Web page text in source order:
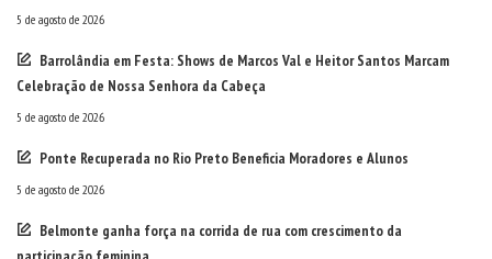
5 de agosto de 2026
Barrolândia em Festa: Shows de Marcos Val e Heitor Santos Marcam
Celebração de Nossa Senhora da Cabeça
5 de agosto de 2026
Ponte Recuperada no Rio Preto Beneficia Moradores e Alunos
5 de agosto de 2026
Belmonte ganha força na corrida de rua com crescimento da